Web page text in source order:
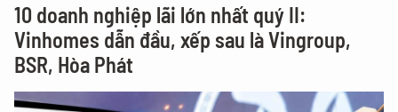
10 doanh nghiệp lãi lớn nhất quý II:
Vinhomes dẫn đầu, xếp sau là Vingroup,
BSR, Hòa Phát